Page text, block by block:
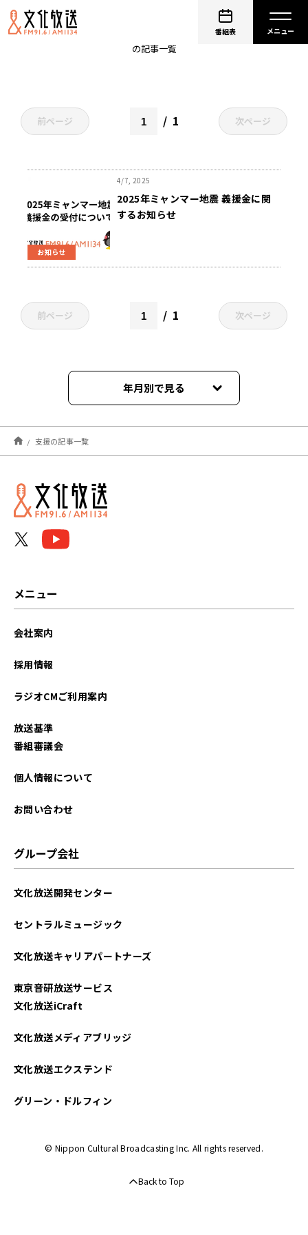
番組表
の記事一覧
前ページ 1 次ページ
お知らせ
4/7, 2025
2025年ミャンマー地震 義援金に関
するお知らせ
前ページ 1 次ページ
年月別で見る
2025年05月
2025年04月
2024年04月
支援の記事一覧
メニュー
会社案内
採用情報
ラジオCMご利用案内
放送基準
番組審議会
個人情報について
お問い合わせ
グループ会社
文化放送開発センター
セントラルミュージック
文化放送キャリアパートナーズ
東京音研放送サービス
文化放送iCraft
文化放送メディアブリッジ
文化放送エクステンド
グリーン・ドルフィン
© Nippon Cultural Broadcasting Inc. All rights reserved.
Back to Top